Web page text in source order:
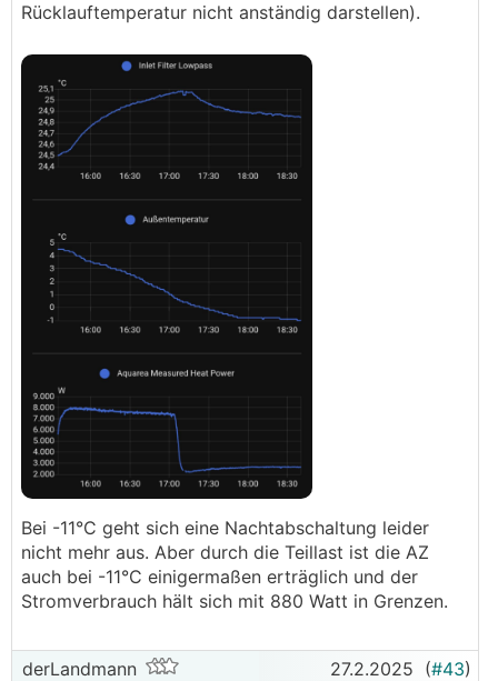
Rücklauftemperatur nicht anständig darstellen).
Bei -11°C geht sich eine Nachtabschaltung leider
nicht mehr aus. Aber durch die Teillast ist die AZ
auch bei -11°C einigermaßen erträglich und der
Stromverbrauch hält sich mit 880 Watt in Grenzen.
derLandmann 27.2.2025 (#43)